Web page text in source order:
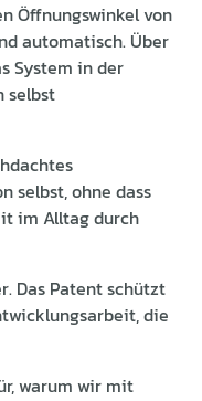
Öffnungswinkel von
automatisch. Über
System in der
selbst
selbst, ohne dass
im Alltag durch
Das Patent schützt
die
warum wir mit